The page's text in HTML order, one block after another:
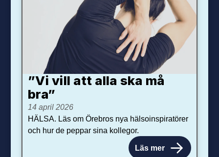
”Vi vill att alla ska må
bra”
14 april 2026
HÄLSA. Läs om Örebros nya hälsoinspiratörer
och hur de peppar sina kollegor.
Läs mer